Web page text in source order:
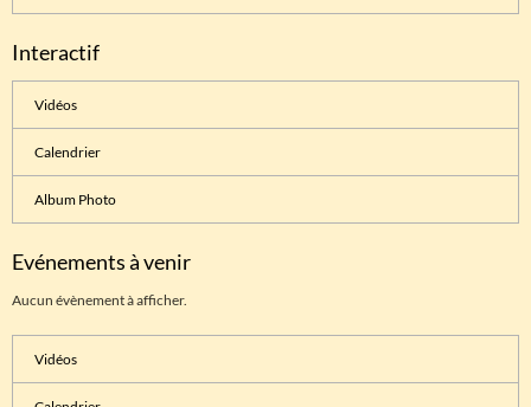
Interactif
Vidéos
Calendrier
Album Photo
Evénements à venir
Aucun évènement à afficher.
Vidéos